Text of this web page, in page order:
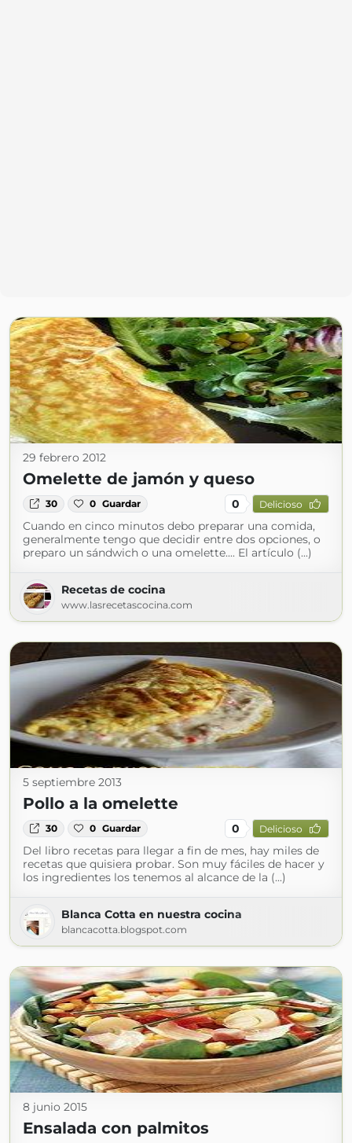
29 febrero 2012
Omelette de jamón y queso
30 0 Guardar 0 Delicioso
Cuando en cinco minutos debo preparar una comida,
generalmente tengo que decidir entre dos opciones, o
preparo un sándwich o una omelette.... El artículo (...)
Recetas de cocina
www.lasrecetascocina.com
5 septiembre 2013
Pollo a la omelette
30 0 Guardar 0 Delicioso
Del libro recetas para llegar a fin de mes, hay miles de
recetas que quisiera probar. Son muy fáciles de hacer y
los ingredientes los tenemos al alcance de la (...)
Blanca Cotta en nuestra cocina
blancacotta.blogspot.com
8 junio 2015
Ensalada con palmitos